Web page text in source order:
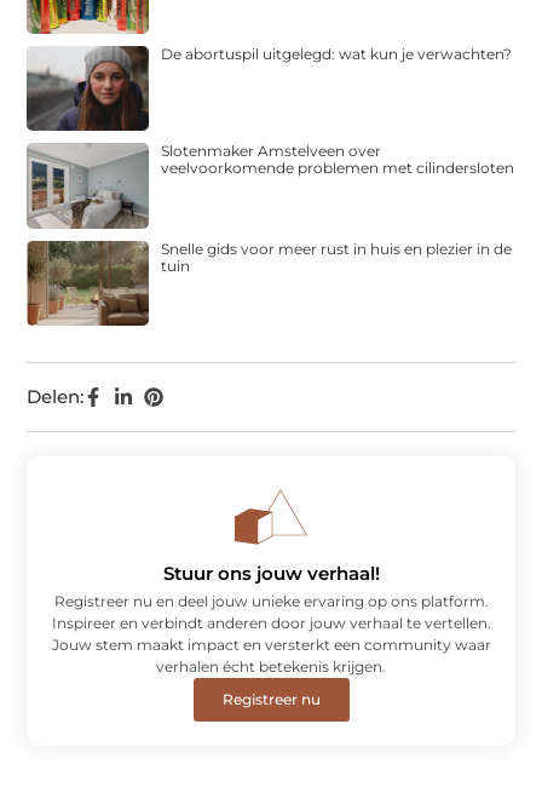
Delen:
De abortuspil uitgelegd: wat kun je verwachten?
Slotenmaker Amstelveen over
veelvoorkomende problemen met cilindersloten
Snelle gids voor meer rust in huis en plezier in de
tuin
Stuur ons jouw verhaal!
Registreer nu en deel jouw unieke ervaring op ons platform.
Inspireer en verbindt anderen door jouw verhaal te vertellen.
Jouw stem maakt impact en versterkt een community waar
verhalen écht betekenis krijgen.
Registreer nu